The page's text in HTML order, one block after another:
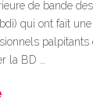
de bande
qui ont fait
palpitants
la BD …